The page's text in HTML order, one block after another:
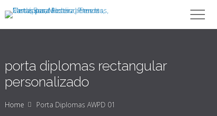
porta diplomas rectangular
personalizado
Home Porta Diplomas AWPD 01